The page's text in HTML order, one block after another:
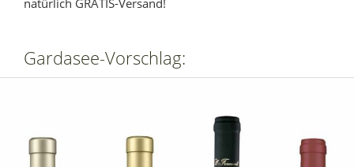
Gardasee-Vorschlag: